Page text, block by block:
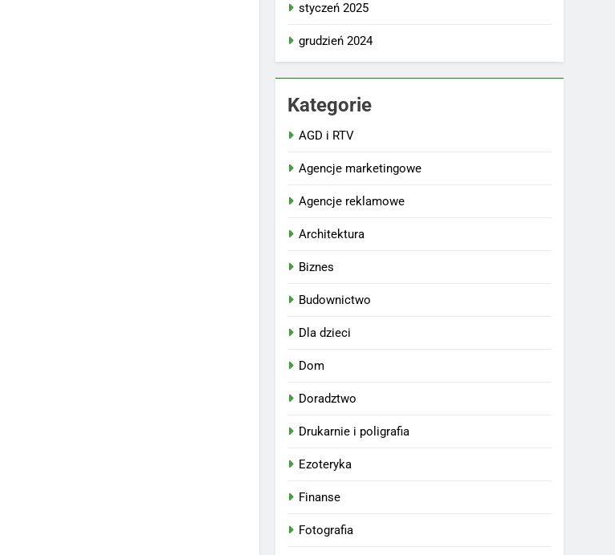
styczeń 2025
grudzień 2024
Kategorie
AGD i RTV
Agencje marketingowe
Agencje reklamowe
Architektura
Biznes
Budownictwo
Dla dzieci
Dom
Doradztwo
Drukarnie i poligrafia
Ezoteryka
Finanse
Fotografia